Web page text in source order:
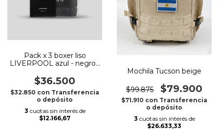
Pack x 3 boxer liso
LIVERPOOL azul - negro -
$36.500
$32.850 con Transferencia
o depósito
3 cuotas sin interés de
$12.166,67
Mochila Tucson beige
$99.875 $79.900
$71.910 con Transferencia
o depósito
3 cuotas sin interés de
$26.633,33